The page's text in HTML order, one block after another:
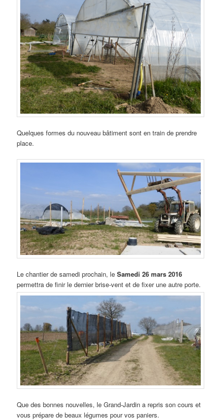
Quelques formes du nouveau bâtiment sont en train de prendre
place.
Le chantier de samedi prochain, le Samedi 26 mars 2016
permettra de finir le dernier brise-vent et de fixer une autre porte.
Que des bonnes nouvelles, le Grand-Jardin a repris son cours et
vous prépare de beaux légumes pour vos paniers.